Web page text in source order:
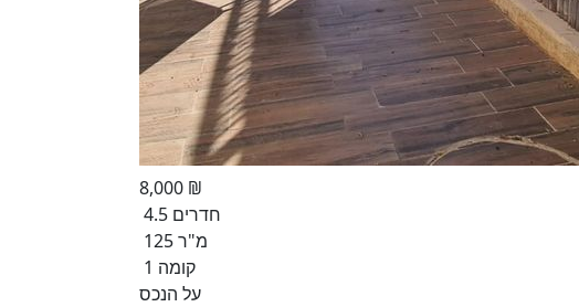
8,000 ₪
4.5 חדרים
125 מ"ר
קומה 1
על הנכס